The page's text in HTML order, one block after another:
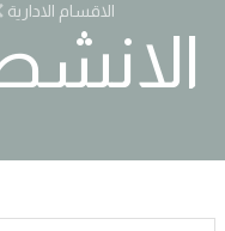
الاقسام الادارية